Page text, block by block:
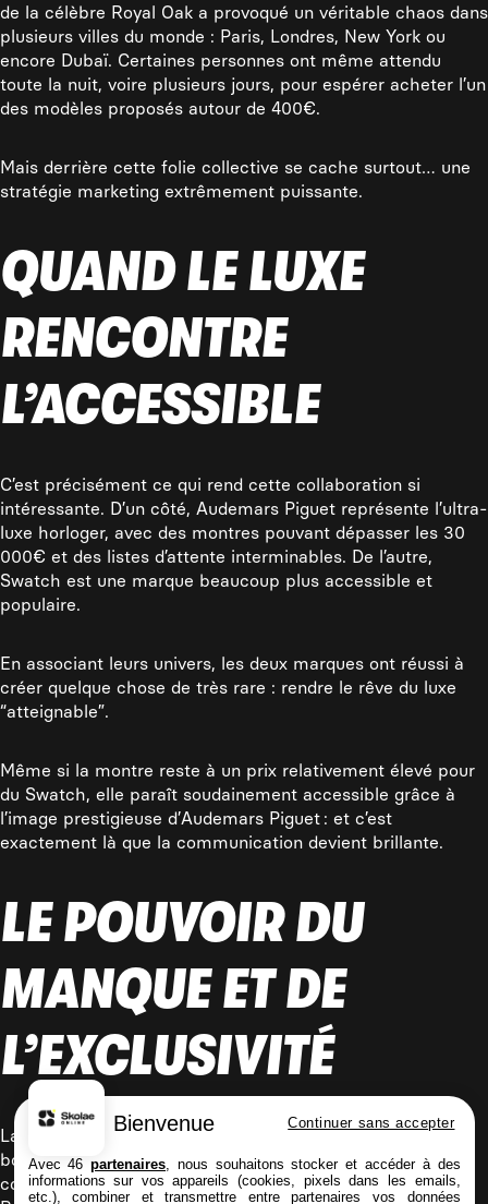
de la célèbre Royal Oak a provoqué un véritable chaos dans
plusieurs villes du monde : Paris, Londres, New York ou
encore Dubaï. Certaines personnes ont même attendu
toute la nuit, voire plusieurs jours, pour espérer acheter l’un
des modèles proposés autour de 400€.
Mais derrière cette folie collective se cache surtout… une
stratégie marketing extrêmement puissante.
QUAND LE LUXE
RENCONTRE
L’ACCESSIBLE
C’est précisément ce qui rend cette collaboration si
intéressante. D’un côté, Audemars Piguet représente l’ultra-
luxe horloger, avec des montres pouvant dépasser les 30
000€ et des listes d’attente interminables. De l’autre,
Swatch est une marque beaucoup plus accessible et
populaire.
En associant leurs univers, les deux marques ont réussi à
créer quelque chose de très rare : rendre le rêve du luxe
“atteignable”.
Même si la montre reste à un prix relativement élevé pour
du Swatch, elle paraît soudainement accessible grâce à
l’image prestigieuse d’Audemars Piguet : et c’est
exactement là que la communication devient brillante.
LE POUVOIR DU
MANQUE ET DE
L’EXCLUSIVITÉ
La collection n’était disponible que dans certaines
boutiques physiques, avec des stocks limités et une
communication très mystérieuse avant le lancement.
Continuer sans accepter
Bienvenue
Avec 46partenaires , nous souhaitons stocker et accéder à des
informations sur vos appareils (cookies, pixels dans les emails,
etc.), combiner et transmettre entre partenaires vos données